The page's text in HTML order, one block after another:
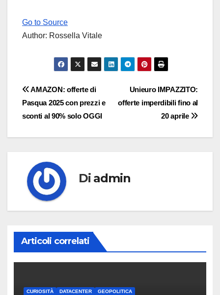
Go to Source
Author: Rossella Vitale
Navigazione
articoli
Unieuro IMPAZZITO:
offerte imperdibili fino al
20 aprile
AMAZON: offerte di
Pasqua 2025 con prezzi e
sconti al 90% solo OGGI
Di admin
Articoli correlati
CURIOSITÀ DATACENTER
GEOPOLITICA